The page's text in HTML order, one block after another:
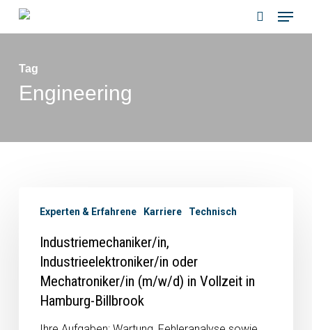
Skip
to
content
search
Menu
Tag
Engineering
Experten & Erfahrene Karriere Technisch
Industriemechaniker/in,
Industrieelektroniker/in oder
Mechatroniker/in (m/w/d) in Vollzeit in
Hamburg-Billbrook